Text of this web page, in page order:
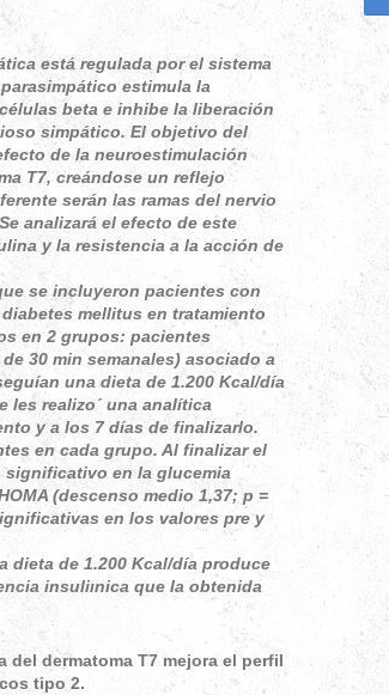
está regulada por el sistema
estimula la
beta e inhibe la liberación
simpático. El objetivo del
de la neuroestimulación
T7, creándose un reflejo
serán las ramas del nervio
analizará el efecto de este
y la resistencia a la acción de
se incluyeron pacientes con
mellitus en tratamiento
en 2 grupos: pacientes
30 min semanales) asociado a
una dieta de 1.200 Kcal/día
les realizo´ una analítica
y a los 7 días de finalizarlo.
en cada grupo. Al finalizar el
significativo en la glucemia
(descenso medio 1,37; p =
en los valores pre y
dieta de 1.200 Kcal/día produce
insuliınica que la obtenida
dermatoma T7 mejora el perfil
tipo 2.